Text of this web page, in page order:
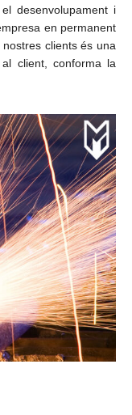
desenvolupament i
en permanent
clients és una
client, conforma la